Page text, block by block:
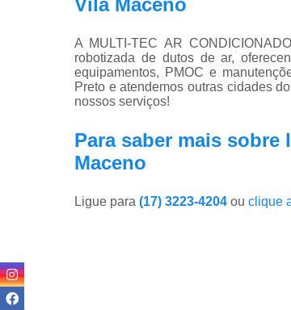
A MULTI-TEC AR
robotizada de dutos de ar,
equipamentos, PMOC e
Preto e atendemos outras cidades
nossos serviços!
Para saber mais
Maceno
Ligue para (17) 3223-4204 ou clique